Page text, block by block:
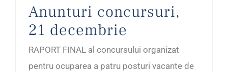
Anunturi concursuri,
21 decembrie
RAPORT FINAL al concursului organizat
pentru ocuparea a patru posturi vacante de